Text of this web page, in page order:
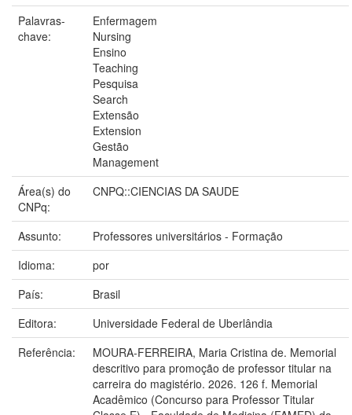
Palavras-
chave:
Enfermagem
Nursing
Ensino
Teaching
Pesquisa
Search
Extensão
Extension
Gestão
Management
Área(s) do
CNPq:
CNPQ::CIENCIAS DA SAUDE
Assunto:
Professores universitários - Formação
Idioma:
por
País:
Brasil
Editora:
Universidade Federal de Uberlândia
Referência:
MOURA-FERREIRA, Maria Cristina de. Memorial
descritivo para promoção de professor titular na
carreira do magistério. 2026. 126 f. Memorial
Acadêmico (Concurso para Professor Titular